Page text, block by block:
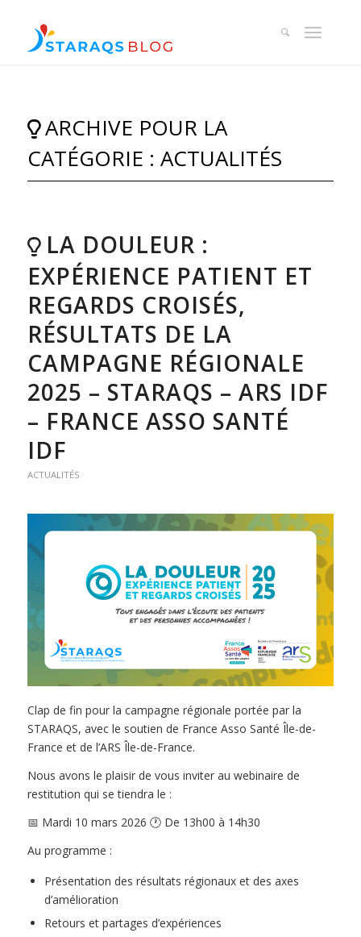
ARCHIVE POUR LA
CATÉGORIE : ACTUALITÉS
LA DOULEUR :
EXPÉRIENCE PATIENT ET
REGARDS CROISÉS,
RÉSULTATS DE LA
CAMPAGNE RÉGIONALE
2025 – STARAQS – ARS IDF
– FRANCE ASSO SANTÉ
IDF
ACTUALITÉS
Clap de fin pour la campagne régionale portée par la
STARAQS, avec le soutien de France Asso Santé Île-de-
France et de l’ARS Île-de-France.
Nous avons le plaisir de vous inviter au webinaire de
restitution qui se tiendra le :
📅 Mardi 10 mars 2026 🕐 De 13h00 à 14h30
Au programme :
Présentation des résultats régionaux et des axes
d’amélioration
Retours et partages d’expériences